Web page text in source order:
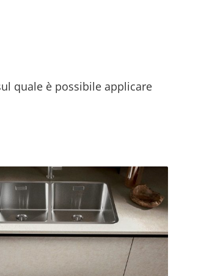
quale è possibile applicare